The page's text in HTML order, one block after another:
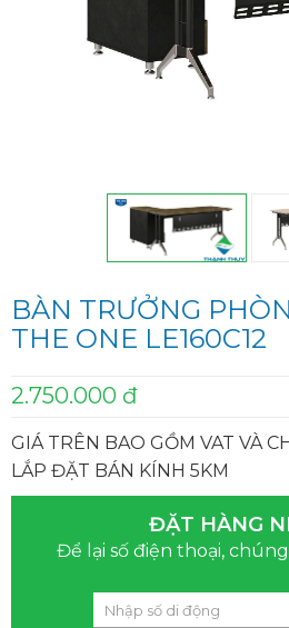
BÀN TRƯỞNG
THE ONE LE160C12
2.750.000 đ
GIÁ TRÊN BAO GỒM VAT VÀ
LẮP ĐẶT BÁN KÍNH 5KM
ĐẶT HÀNG
Để lại số điện thoại,